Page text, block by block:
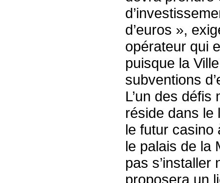
d’euros »,
opérateur qui
puisque la
subventions
L’un des
réside dans le
le futur casino
le palais de la
pas s’installer
proposera un